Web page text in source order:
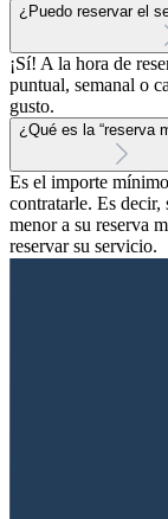
¿Puedo reservar el
¡Sí! A la hora de
puntual, semanal o
gusto.
¿Qué es la “reserva
Es el importe
contratarle. Es decir,
menor a su reserva
reservar su servicio.